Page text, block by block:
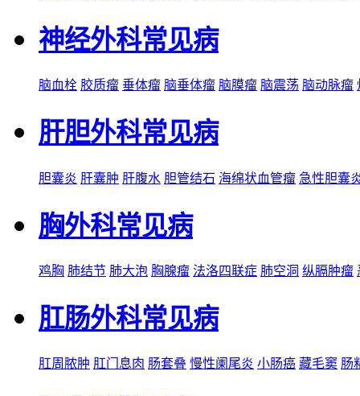
神经外科常见病
脑血栓 胶质瘤 垂体瘤 脑垂体瘤 脑膜瘤 脑震荡 脑动脉瘤
肝胆外科常见病
胆囊炎 肝囊肿 肝腹水 胆管结石 海绵状血管瘤 急性胆囊
胸外科常见病
鸡胸 肺结节 肺大泡 胸腺瘤 法洛四联症 肺空洞 纵膈肿瘤
肛肠外科常见病
肛周脓肿 肛门息肉 肠套叠 慢性阑尾炎 小肠癌 藏毛窦 肠